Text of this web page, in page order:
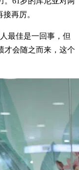
再厉。
最佳是一回事，但
才会随之而来，这个